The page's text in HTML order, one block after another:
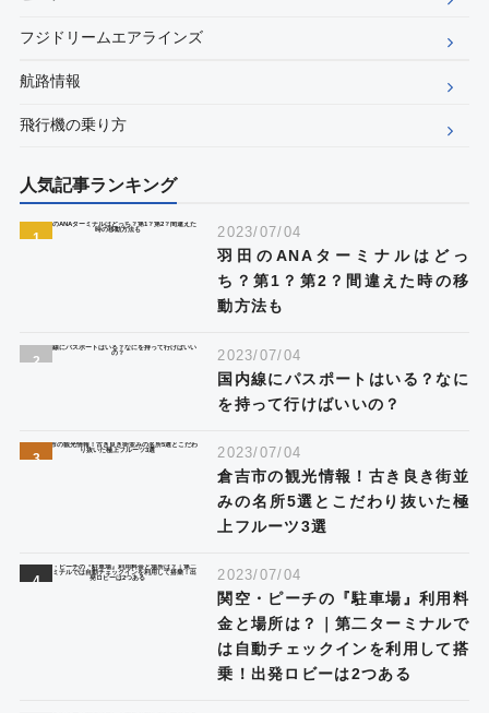
フジドリームエアラインズ
航路情報
飛行機の乗り方
人気記事ランキング
2023/07/04
羽田のANAターミナルはどっ
ち？第1？第2？間違えた時の移
動方法も
2023/07/04
国内線にパスポートはいる？なに
を持って行けばいいの？
2023/07/04
倉吉市の観光情報！古き良き街並
みの名所5選とこだわり抜いた極
上フルーツ3選
2023/07/04
関空・ピーチの『駐車場』利用料
金と場所は？｜第二ターミナルで
は自動チェックインを利用して搭
乗！出発ロビーは2つある